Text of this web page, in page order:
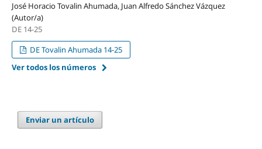
José Horacio Tovalin Ahumada, Juan Alfredo Sánchez Vázquez
(Autor/a)
DE 14-25
DE Tovalin Ahumada 14-25
Ver todos los números
Enviar un artículo